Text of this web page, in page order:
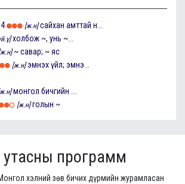
[ж.н] сайхан амттай н...
холбож ~, унь ~...
~ савар; ~ яс
[ж.н] эмнэх үйл; эмнэ...
монгол бичгийн ...
[ж.н] голын ~
утасны программ
хэлний зөв бичих дүрмийн журамласан